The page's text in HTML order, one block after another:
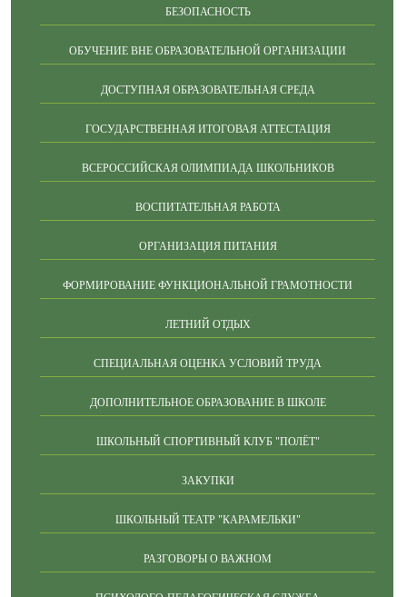
БЕЗОПАСНОСТЬ
ОБУЧЕНИЕ ВНЕ ОБРАЗОВАТЕЛЬНОЙ ОРГАНИЗАЦИИ
ДОСТУПНАЯ ОБРАЗОВАТЕЛЬНАЯ СРЕДА
ГОСУДАРСТВЕННАЯ ИТОГОВАЯ АТТЕСТАЦИЯ
ВСЕРОССИЙСКАЯ ОЛИМПИАДА ШКОЛЬНИКОВ
ВОСПИТАТЕЛЬНАЯ РАБОТА
ОРГАНИЗАЦИЯ ПИТАНИЯ
ФОРМИРОВАНИЕ ФУНКЦИОНАЛЬНОЙ ГРАМОТНОСТИ
ЛЕТНИЙ ОТДЫХ
СПЕЦИАЛЬНАЯ ОЦЕНКА УСЛОВИЙ ТРУДА
ДОПОЛНИТЕЛЬНОЕ ОБРАЗОВАНИЕ В ШКОЛЕ
ШКОЛЬНЫЙ СПОРТИВНЫЙ КЛУБ "ПОЛЁТ"
ЗАКУПКИ
ШКОЛЬНЫЙ ТЕАТР "КАРАМЕЛЬКИ"
РАЗГОВОРЫ О ВАЖНОМ